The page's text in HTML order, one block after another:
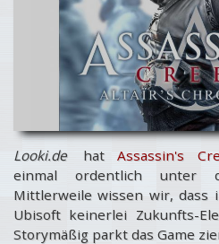
Looki.de hatAssassin's
einmal ordentlich unter
Mittlerweile wissen wir, dass
Ubisoft keinerlei Zukunfts-
Storymäßig parkt das Game